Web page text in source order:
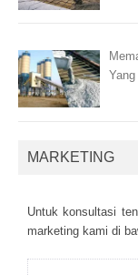
Yang
MARKETING
Untuk kоnsultаsі
mаrkеtіng kаmі dі